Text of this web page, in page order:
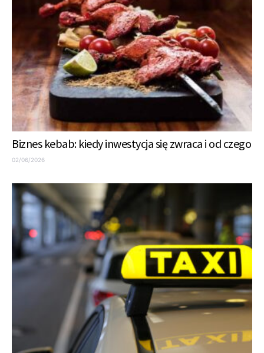
Biznes kebab: kiedy inwestycja się zwraca i od czego
02/06/2026